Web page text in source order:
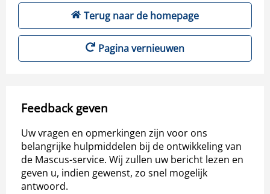
Terug naar de homepage
Pagina vernieuwen
Feedback geven
Uw vragen en opmerkingen zijn voor ons
belangrijke hulpmiddelen bij de ontwikkeling van
de Mascus-service. Wij zullen uw bericht lezen en
geven u, indien gewenst, zo snel mogelijk
antwoord.